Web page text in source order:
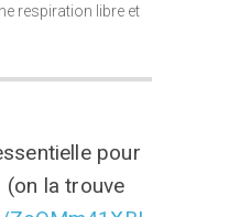
respiration libre et
pour
(on la trouve